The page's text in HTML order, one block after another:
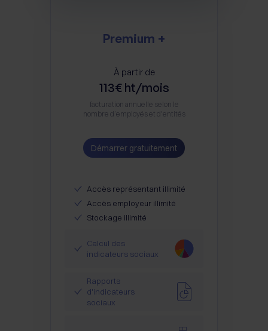
Premium +
À partir de
113€ ht/mois
facturation annuelle selon le
nombre d’employés et d'entités
Démarrer gratuitement
Accès représentant illimité
Accès employeur illimité
Stockage illimité
Calcul des
indicateurs sociaux
Rapports
d'indicateurs
sociaux